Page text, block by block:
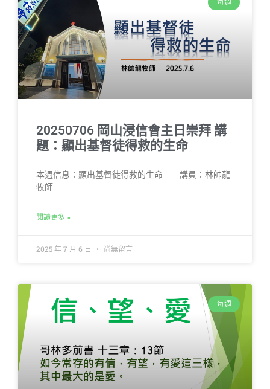
每週
20250706 岡山浸信會主日崇拜 講
題：顯出基督徒得救的生命
本週信息：顯出基督徒得救的生命 講員：林帥龍
牧師
閱讀更多 »
2025 年 7 月 6 日 尚無留言
每週